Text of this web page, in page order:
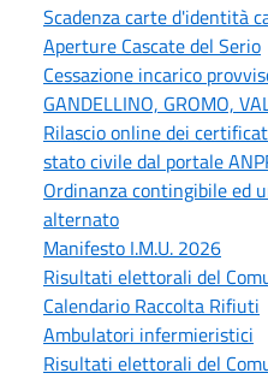
Scadenza carte d'identità
Aperture Cascate del Serio
Cessazione incarico
GANDELLINO, GROMO,
Rilascio online dei
stato civile dal portale
Ordinanza contingibile ed
alternato
Manifesto I.M.U. 2026
Risultati elettorali del
Calendario Raccolta Rifiuti
Ambulatori infermieristici
Risultati elettorali del